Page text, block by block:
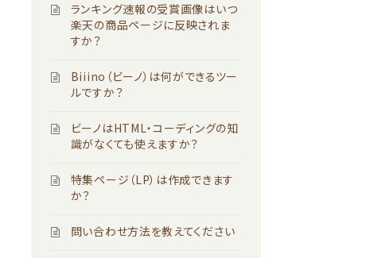
ランキング速報の受賞画像はいつ
楽天の商品ページに反映されま
すか？
Biiino（ビーノ）は何ができるツー
ルですか？
ビーノはHTML・コーディングの知
識がなくても使えますか？
特集ページ（LP）は作成できます
か？
問い合わせ方法を教えてください